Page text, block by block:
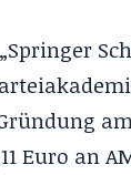
am
Euro an